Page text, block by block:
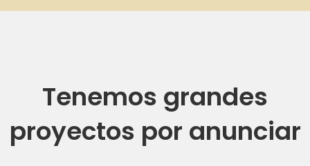
Tenemos grandes
proyectos por anunciar